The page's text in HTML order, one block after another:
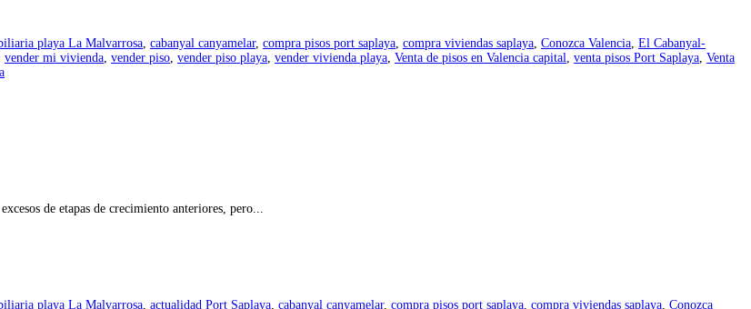
playa La Malvarrosa cabanyal canyamelar, compra pisos port saplaya compra viviendas saplaya Conozca Valencia El Cabanyal-
vender mi vivienda vender piso vender piso playa vender vivienda playa Venta de pisos en Valencia capital venta pisos Port Saplaya Venta
de etapas de crecimiento anteriores, pero...
playa La Malvarrosa, actualidad Port Saplaya, cabanyal canyamelar, compra pisos port saplaya, compra viviendas saplaya, Conozca